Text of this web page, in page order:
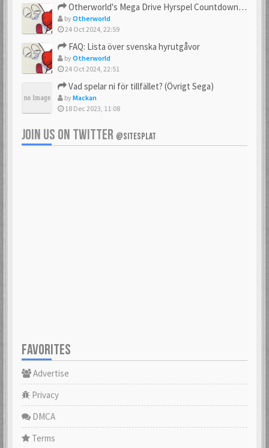
Otherworld's Mega Drive Hyrspel Countdown Tråd!
byOtherworld
24 Oct 2024, 22:59
FAQ: Lista över svenska hyrutgåvor
byOtherworld
24 Oct 2024, 22:51
Vad spelar ni för tillfället? (Övrigt Sega)
byMackan
18 Dec 2023, 11:08
JOIN US ON TWITTER @SITESPLAT
FAVORITES
Advertise
Privacy
DMCA
Terms